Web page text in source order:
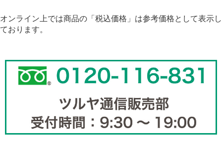
オンライン上では商品の「税込価格」は参考価格として表示し
ております。